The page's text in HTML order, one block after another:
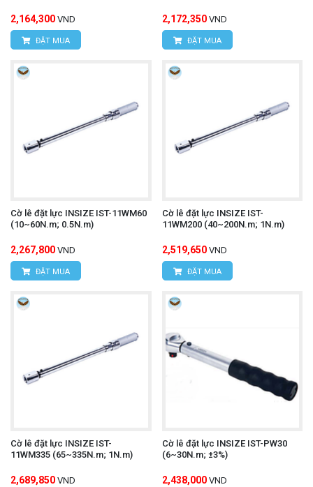
2,164,300 VND
ĐẶT MUA
2,172,350 VND
ĐẶT MUA
Cờ lê đặt lực INSIZE IST-11WM60
(10~60N.m; 0.5N.m)
2,267,800 VND
ĐẶT MUA
Cờ lê đặt lực INSIZE IST-
11WM200 (40~200N.m; 1N.m)
2,519,650 VND
ĐẶT MUA
Cờ lê đặt lực INSIZE IST-
11WM335 (65~335N.m; 1N.m)
2,689,850 VND
Cờ lê đặt lực INSIZE IST-PW30
(6~30N.m; ±3%)
2,438,000 VND